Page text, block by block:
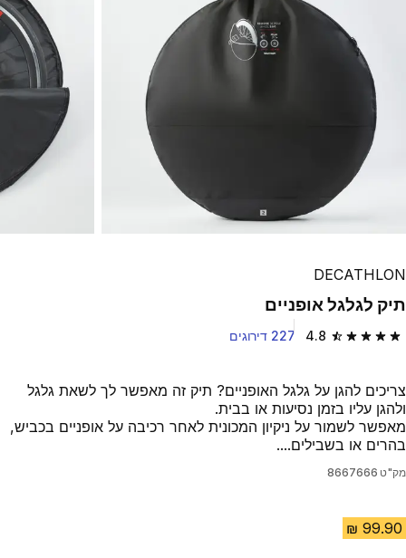
DECATHLON
תיק לגלגל אופניים
4.8 4.8 out of 5 stars from 227 reviews 227 דירוגים
צריכים להגן על גלגל האופניים? תיק זה מאפשר לך לשאת גלגל
ולהגן עליו בזמן נסיעות או בבית.
מאפשר לשמור על ניקיון המכונית לאחר רכיבה על אופניים בכביש,
בהרים או בשבילים....
מק"ט 8667666